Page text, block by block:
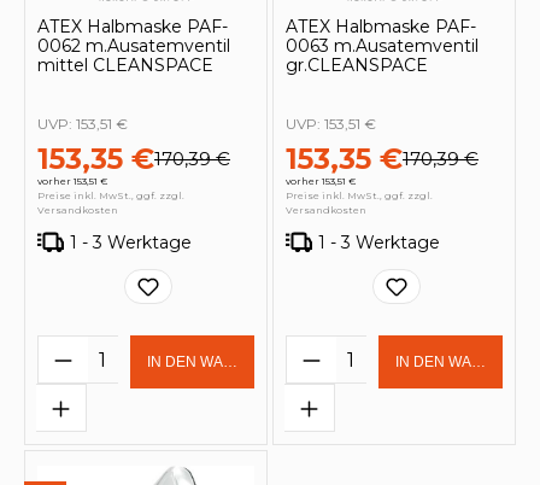
ATEX Halbmaske PAF-
0062 m.Ausatemventil
mittel CLEANSPACE
153,35 €170,39 €
vorher 153,51 €
UVP: 153,51 €
Preise inkl. MwSt., ggf. zzgl.
Versandkosten
1 - 3 Werktage
Produkt Anzahl: Gib den
IN DEN WARENKORB
ATEX Halbmaske PAF-
0063 m.Ausatemventil
gr.CLEANSPACE
153,35 €170,39 €
vorher 153,51 €
UVP: 153,51 €
Preise inkl. MwSt., ggf. zzgl.
Versandkosten
1 - 3 Werktage
Produkt Anzahl:
IN DEN